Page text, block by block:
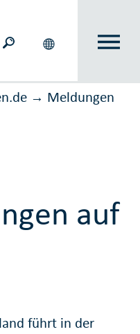
→ Meldungen
auf
führt in der